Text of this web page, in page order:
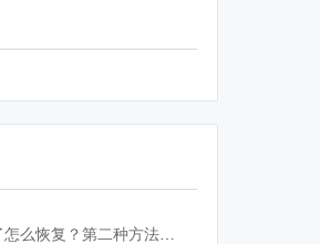
手机短信删除了怎么恢复？第二种方法好用！